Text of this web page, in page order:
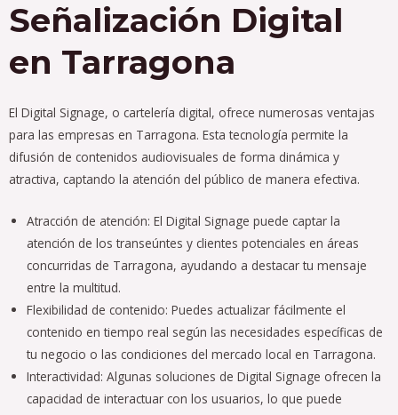
Señalización Digital
en Tarragona
El Digital Signage, o cartelería digital, ofrece numerosas ventajas
para las empresas en Tarragona. Esta tecnología permite la
difusión de contenidos audiovisuales de forma dinámica y
atractiva, captando la atención del público de manera efectiva.
Atracción de atención: El Digital Signage puede captar la
atención de los transeúntes y clientes potenciales en áreas
concurridas de Tarragona, ayudando a destacar tu mensaje
entre la multitud.
Flexibilidad de contenido: Puedes actualizar fácilmente el
contenido en tiempo real según las necesidades específicas de
tu negocio o las condiciones del mercado local en Tarragona.
Interactividad: Algunas soluciones de Digital Signage ofrecen la
capacidad de interactuar con los usuarios, lo que puede